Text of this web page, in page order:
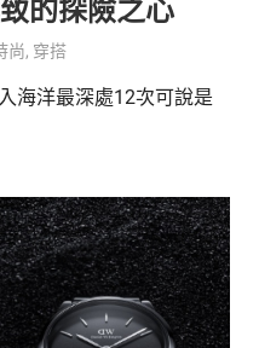
的探險之心
尚, 穿搭
海洋最深處12次可說是